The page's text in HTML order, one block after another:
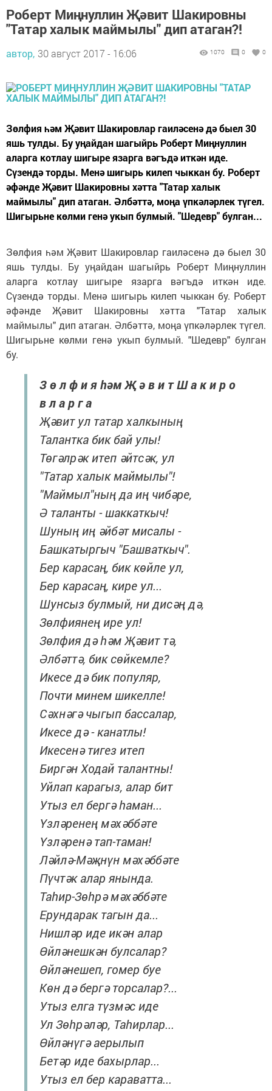
Роберт Миңнуллин Җәвит Шакировны
"Татар халык маймылы" дип атаган?!
автор, 30 август 2017 - 16:06 1070 0 0
Зөлфия һәм Җәвит Шакировлар гаиләсенә дә быел 30
яшь тулды. Бу уңайдан шагыйрь Роберт Миңнуллин
аларга котлау шигыре язарга вәгъдә иткән иде.
Сүзендә торды. Менә шигырь килеп чыккан бу. Роберт
әфәнде Җәвит Шакировны хәтта "Татар халык
маймылы" дип атаган. Әлбәттә, моңа үпкәләрлек түгел.
Шигырьне көлми генә укып булмый. "Шедевр" булган...
Зөлфия һәм Җәвит Шакировлар гаиләсенә дә быел 30
яшь тулды. Бу уңайдан шагыйрь Роберт Миңнуллин
аларга котлау шигыре язарга вәгъдә иткән иде.
Сүзендә торды. Менә шигырь килеп чыккан бу. Роберт
әфәнде Җәвит Шакировны хәтта "Татар халык
маймылы" дип атаган. Әлбәттә, моңа үпкәләрлек түгел.
Шигырьне көлми генә укып булмый. "Шедевр" булган
бу.
З ө л ф и я һәм Җ ә в и т Ш а к и р о
в л а р г а
Җәвит ул татар халкының
Талантка бик бай улы!
Төгәлрәк итеп әйтсәк, ул
"Татар халык маймылы"!
"Маймыл"ның да иң чибәре,
Ә таланты - шаккаткыч!
Шуның иң әйбәт мисалы -
Башкатыргыч "Башваткыч".
Бер карасаң, бик көйле ул,
Бер карасаң, кире ул...
Шунсыз булмый, ни дисәң дә,
Зөлфиянең ире ул!
Зөлфия дә һәм Җәвит тә,
Әлбәттә, бик сөйкемле?
Икесе дә бик популяр,
Почти минем шикелле!
Сәхнәгә чыгып бассалар,
Икесе дә - канатлы!
Икесенә тигез итеп
Биргән Ходай талантны!
Уйлап карагыз, алар бит
Утыз ел бергә һаман...
Үзләренең мәхәббәте
Үзләренә тап-таман!
Ләйлә-Мәҗнүн мәхәббәте
Пүчтәк алар янында.
Таһир-Зөһрә мәхәббәте
Ерундарак тагын да...
Нишләр иде икән алар
Өйләнешкән булсалар?
Өйләнешеп, гомер буе
Көн дә бергә торсалар?...
Утыз елга түзмәс иде
Ул Зөһрәләр, Таһирлар...
Өйләнүгә аерылып
Бетәр иде бахырлар...
Утыз ел бер караватта...